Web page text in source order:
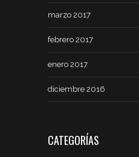
marzo 2017
febrero 2017
enero 2017
diciembre 2016
CATEGORÍAS